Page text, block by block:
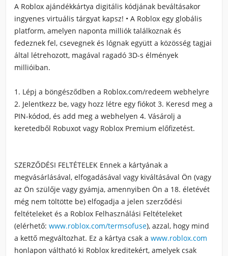
A Roblox ajándékkártya digitális kódjának beváltásakor
ingyenes virtuális tárgyat kapsz! • A Roblox egy globális
platform, amelyen naponta milliók találkoznak és
fedeznek fel, csevegnek és lógnak együtt a közösség tagjai
által létrehozott, magával ragadó 3D-s élmények
millióiban.
1. Lépj a böngésződben a Roblox.com/redeem webhelyre
2. Jelentkezz be, vagy hozz létre egy fiókot 3. Keresd meg a
PIN-kódod, és add meg a webhelyen 4. Vásárolj a
keretedből Robuxot vagy Roblox Premium előfizetést.
SZERZŐDÉSI FELTÉTELEK Ennek a kártyának a
megvásárlásával, elfogadásával vagy kiváltásával Ön (vagy
az Ön szülője vagy gyámja, amennyiben Ön a 18. életévét
még nem töltötte be) elfogadja a jelen szerződési
feltételeket és a Roblox Felhasználási Feltételeket
(elérhető: www.roblox.com/termsofuse), azzal, hogy mind
a kettő megváltozhat. Ez a kártya csak a www.roblox.com
honlapon váltható ki Roblox kreditekért, amelyek csak